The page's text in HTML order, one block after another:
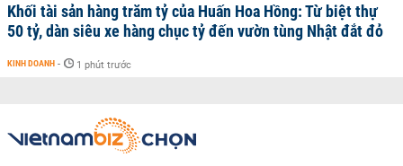
Khối tài sản hàng trăm tỷ của Huấn Hoa Hồng: Từ biệt thự
50 tỷ, dàn siêu xe hàng chục tỷ đến vườn tùng Nhật đắt đỏ
KINH DOANH - 1 phút trước